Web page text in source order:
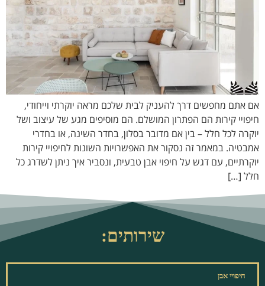
אם אתם מחפשים דרך להעניק לבית שלכם מראה יוקרתי וייחודי,
חיפויי קירות הם הפתרון המושלם. הם מוסיפים מגע של עיצוב ושל
יוקרה לכל חלל – בין אם מדובר בסלון, בחדר השינה, או בחדרי
אמבטיה. במאמר זה נסקור את האפשרויות השונות לחיפויי קירות
יוקרתיים, עם דגש על חיפוי אבן טבעית, ונסביר איך ניתן לשדרג כל
חלל […]
שירותים:
חיפויי אבן